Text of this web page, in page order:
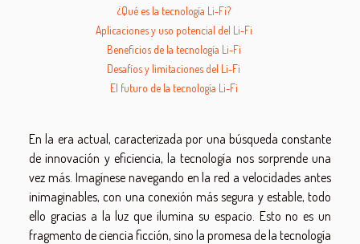
¿Qué es la tecnología Li-Fi?
Aplicaciones y uso potencial del Li-Fi
Beneficios de la tecnología Li-Fi
Desafíos y limitaciones del Li-Fi
El futuro de la tecnología Li-Fi
En la era actual, caracterizada por una búsqueda constante
de innovación y eficiencia, la tecnología nos sorprende una
vez más. Imagínese navegando en la red a velocidades antes
inimaginables, con una conexión más segura y estable, todo
ello gracias a la luz que ilumina su espacio. Esto no es un
fragmento de ciencia ficción, sino la promesa de la tecnología